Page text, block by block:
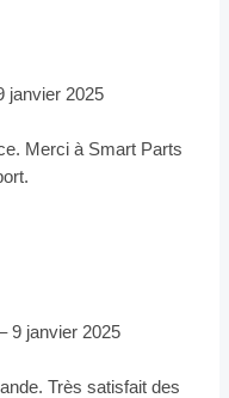
janvier 2025
Merci à Smart Parts
9 janvier 2025
Très satisfait des